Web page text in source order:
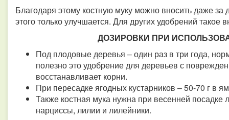
Благодаря этому костную муку можно вносить даже за
этого только улучшается. Для других удобрений такое
ДОЗИРОВКИ ПРИ
Под плодовые деревья – один раз в три года,
полезно это удобрение для деревьев с
восстанавливает корни.
При пересадке ягодных кустарников – 50-70 г в
Также костная мука нужна при весенней посадке
нарциссы, лилии и лилейники.